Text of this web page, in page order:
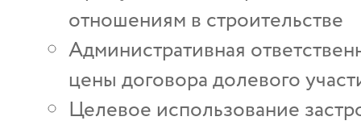
отношениям в строительстве
Административная
цены договора долевого
Целевое использование